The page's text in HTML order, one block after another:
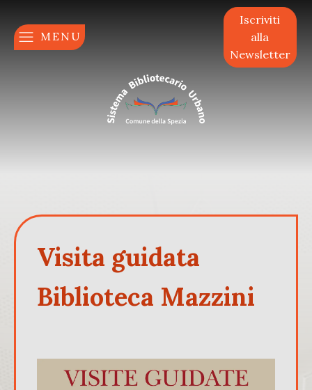
MENU
Iscriviti
alla
Newsletter
Visita guidata
Biblioteca Mazzini